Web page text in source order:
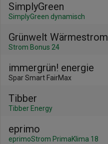
SimplyGreen
SimplyGreen dynamisch
Grünwelt Wärmestrom
Strom Bonus 24
immergrün! energie
Spar Smart FairMax
Tibber
Tibber Energy
eprimo
eprimoStrom PrimaKlima 18